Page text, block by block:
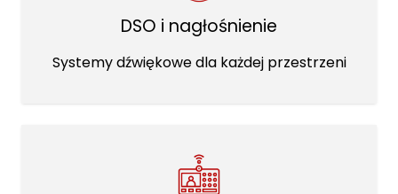
DSO i nagłośnienie
Systemy dźwiękowe dla każdej przestrzeni